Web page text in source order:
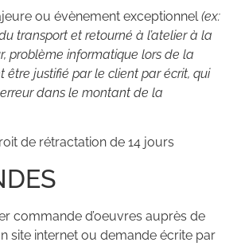
ou évènement exceptionnel(ex:
transport et retourné à l’atelier à la
problème informatique lors de la
justifié par le client par écrit, qui
dans le montant de la
de rétractation de 14 jours
commande d’oeuvres auprès de
site internet ou demande écrite par